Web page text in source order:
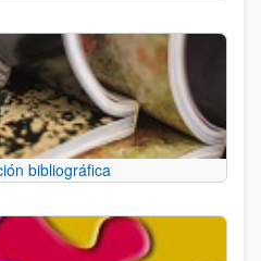
bibliográfica